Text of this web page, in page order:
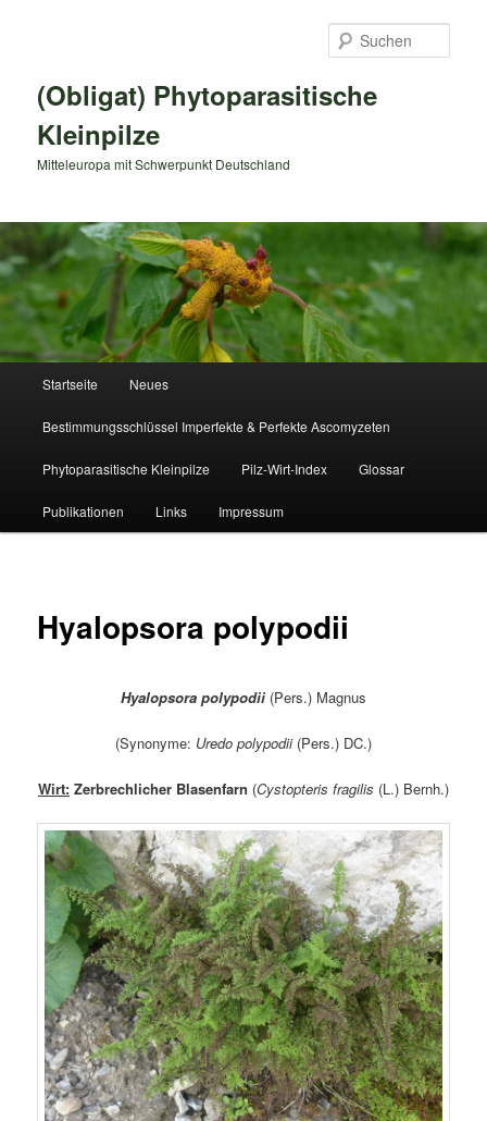
(Obligat) Phytoparasitische
Kleinpilze
Mitteleuropa mit Schwerpunkt Deutschland
Startseite Neues
Bestimmungsschlüssel Imperfekte & Perfekte Ascomyzeten
Phytoparasitische Kleinpilze Pilz-Wirt-Index Glossar
Publikationen Links Impressum
Hyalopsora polypodii
Hyalopsora polypodii (Pers.) Magnus
(Synonyme: Uredo polypodii(Pers.) DC.)
Wirt: Zerbrechlicher Blasenfarn (Cystopteris fragilis (L.) Bernh.)